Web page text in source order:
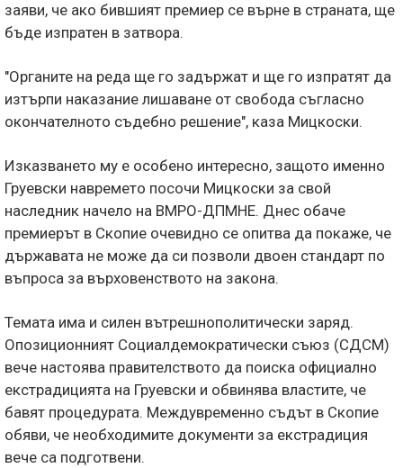
заяви, че ако бившият премиер се върне в страната, ще
бъде изпратен в затвора.
"Органите на реда ще го задържат и ще го изпратят да
изтърпи наказание лишаване от свобода съгласно
окончателното съдебно решение", каза Мицкоски.
Изказването му е особено интересно, защото именно
Груевски навремето посочи Мицкоски за свой
наследник начело на ВМРО-ДПМНЕ. Днес обаче
премиерът в Скопие очевидно се опитва да покаже, че
държавата не може да си позволи двоен стандарт по
въпроса за върховенството на закона.
Темата има и силен вътрешнополитически заряд.
Опозиционният Социалдемократически съюз (СДСМ)
вече настоява правителството да поиска официално
екстрадицията на Груевски и обвинява властите, че
бавят процедурата. Междувременно съдът в Скопие
обяви, че необходимите документи за екстрадиция
вече са подготвени.